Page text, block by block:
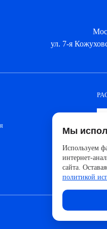
ул. 7-я
Мы
Используем
интернет-
сайта.
политикой